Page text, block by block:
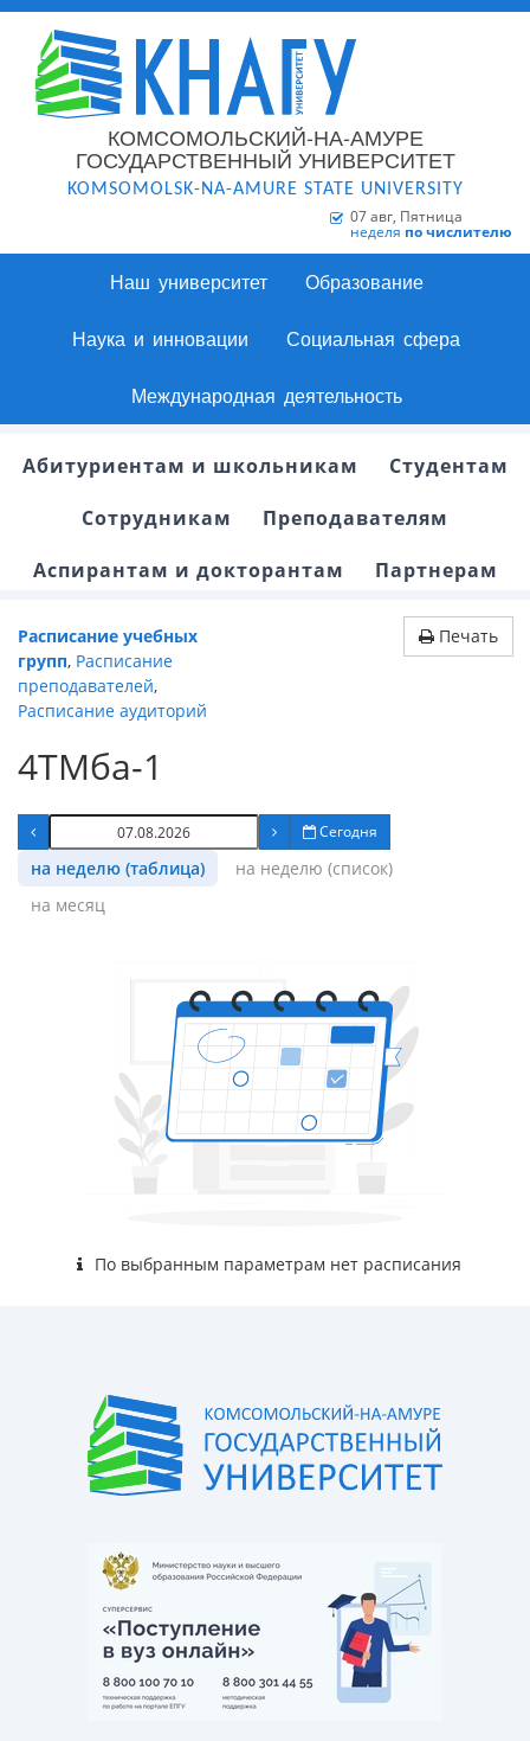
КОМСОМОЛЬСКИЙ-НА-АМУРЕ
ГОСУДАРСТВЕННЫЙ УНИВЕРСИТЕТ
KOMSOMOLSK-NA-AMURE STATE UNIVERSITY
07 авг, Пятница
неделя по числителю
Наш университет Образование
Наука и инновации Социальная сфера
Международная деятельность
Абитуриентам и школьникам
Студентам
Сотрудникам
Преподавателям
Аспирантам и докторантам
Партнерам
Расписание учебных
групп, Расписание
преподавателей,
Расписание аудиторий
Печать
4ТМба-1
Сегодня
на неделю (таблица)
на неделю (список)
на месяц
По выбранным параметрам нет расписания